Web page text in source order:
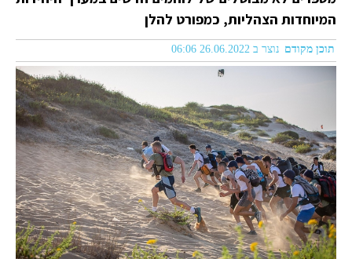
המיוחדות הצהליות, כמפורט להלן
תוכן מקודם נוצר ב 26.06.2022 06:06